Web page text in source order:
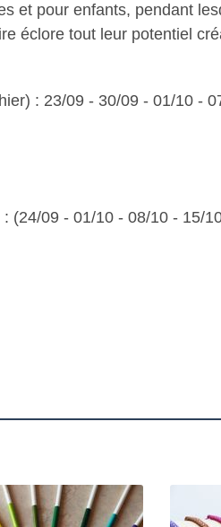
et pour enfants, pendant
éclore tout leur potentiel
: 23/09 - 30/09 - 01/10 -
(24/09 - 01/10 - 08/10 - 15/